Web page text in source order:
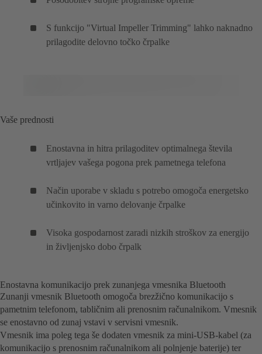
S funkcijo "Virtual Impeller Trimming" lahko naknadno
prilagodite delovno točko črpalke
Vaše prednosti
Enostavna in hitra prilagoditev optimalnega števila
vrtljajev vašega pogona prek pametnega telefona
Način uporabe v skladu s potrebo omogoča energetsko
učinkovito in varno delovanje črpalke
Visoka gospodarnost zaradi nizkih stroškov za energijo
in življenjsko dobo črpalk
Enostavna komunikacijo prek zunanjega vmesnika Bluetooth
Zunanji vmesnik Bluetooth omogoča brezžično komunikacijo s
pametnim telefonom, tabličnim ali prenosnim računalnikom. Vmesnik
se enostavno od zunaj vstavi v servisni vmesnik.
Vmesnik ima poleg tega še dodaten vmesnik za mini-USB-kabel (za
komunikacijo s prenosnim računalnikom ali polnjenje baterije) ter